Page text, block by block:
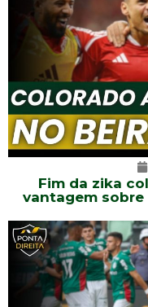
Fim da zika
vantagem sobre